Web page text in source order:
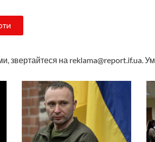
звертайтеся на reklama@report.if.ua.